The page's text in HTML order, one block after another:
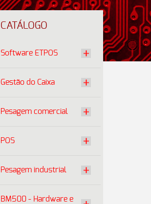
CATÁLOGO
Software ETPOS
Gestão do Caixa
Pesagem comercial
POS
Pesagem industrial
BM500 - Hardware e